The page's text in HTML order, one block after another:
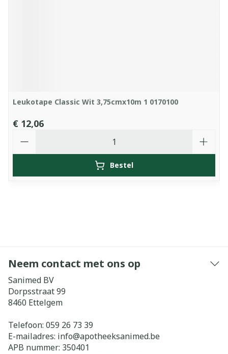
Leukotape Classic Wit 3,75cmx10m 1 0170100
€ 12,06
Bestel
Neem contact met ons op
Sanimed BV
Dorpsstraat 99
8460 Ettelgem
Telefoon: 059 26 73 39
E-mailadres: info@apotheeksanimed.be
APB nummer: 350401